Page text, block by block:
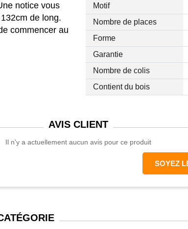
notice vous
de long.
commencer au
Motif
Nombre de places
Forme
Garantie
Nombre de colis
Contient du bois
AVISCLIENT
Il n'y a actuellement aucun avis pour ce produit
SOYEZ